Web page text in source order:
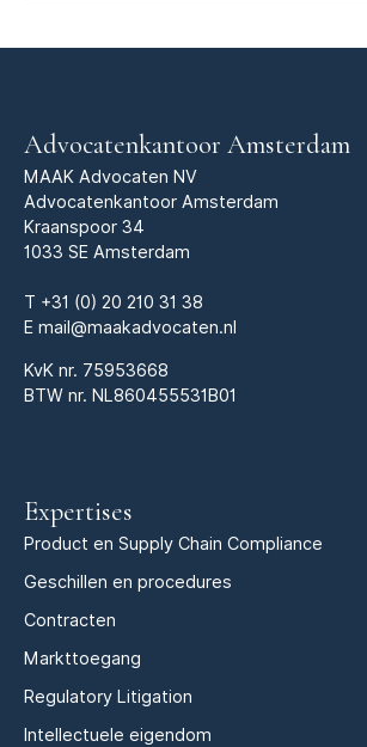
Advocatenkantoor Amsterdam
MAAK Advocaten NV
Advocatenkantoor Amsterdam
Kraanspoor 34
1033 SE Amsterdam
T +31 (0) 20 210 31 38
E mail@maakadvocaten.nl
KvK nr. 75953668
BTW nr. NL860455531B01
Expertises
Product en Supply Chain Compliance
Geschillen en procedures
Contracten
Markttoegang
Regulatory Litigation
Intellectuele eigendom